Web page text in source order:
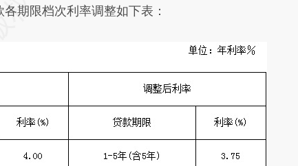
限档次利率调整如下表：